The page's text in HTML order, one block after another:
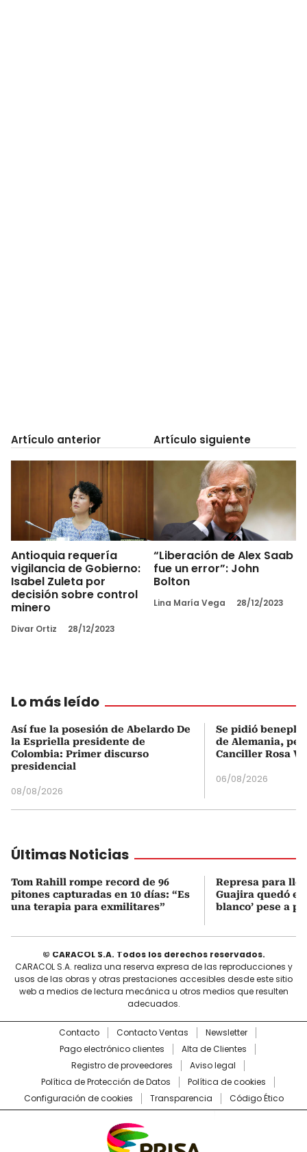
Artículo anterior
Antioquia requería
vigilancia de Gobierno:
Isabel Zuleta por
decisión sobre control
minero
Divar Ortiz 28/12/2023
Artículo siguiente
“Liberación de Alex Saab
fue un error”: John
Bolton
Lina María Vega 28/12/2023
Lo más leído
Así fue la posesión de Abelardo De
la Espriella presidente de
Colombia: Primer discurso
presidencial
08/08/2026
Se pidió
de Alemania,
Canciller Rosa
06/08/2026
Últimas Noticias
Tom Rahill rompe record de 96
pitones capturadas en 10 días: “Es
una terapia para exmilitares”
Represa para
Guajira quedó en
blanco’ pese a
© CARACOL S.A. Todos los derechos reservados.
CARACOL S.A. realiza una reserva expresa de las reproducciones y
usos de las obras y otras prestaciones accesibles desde este sitio
web a medios de lectura mecánica u otros medios que resulten
adecuados.
Contacto Contacto Ventas
Newsletter
Pago electrónico clientes
Alta de Clientes
Registro de proveedores
Aviso legal
Política de Protección de Datos
Política de cookies
Configuración de cookies
Transparencia Código Ético